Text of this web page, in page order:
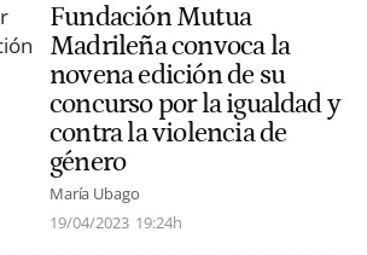
Fundación Mutua
Madrileña convoca la
novena edición de su
concurso por la igualdad y
contra la violencia de
género
María Ubago
19/04/2023 19:24h